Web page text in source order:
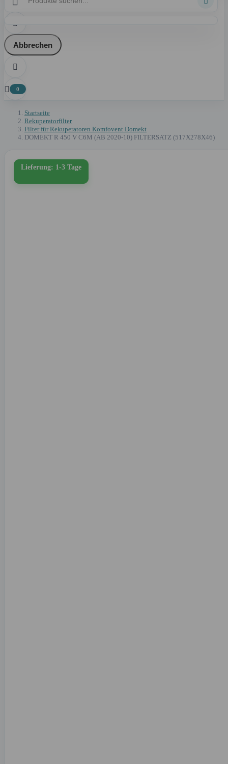

Abbrechen

 0
Startseite
Rekuperatorfilter
Filter für Rekuperatoren Komfovent Domekt
DOMEKT R 450 V C6M (AB 2020-10) FILTERSATZ (517X278X46)
Lieferung: 1-3 Tage